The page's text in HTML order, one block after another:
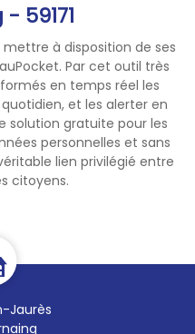
59171
à disposition de ses
Par cet outil très
en temps réel les
et les alerter en
solution gratuite pour les
personnelles et sans
lien privilégié entre
citoyens.
Jaurès
vise à offrir
de sécurité
public de
la soirée